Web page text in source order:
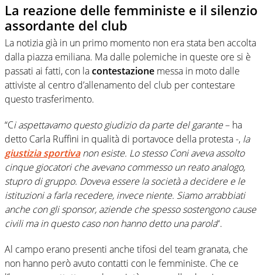
La reazione delle femministe e il silenzio
assordante del club
La notizia già in un primo momento non era stata ben accolta
dalla piazza emiliana. Ma dalle polemiche in queste ore si è
passati ai fatti, con lacontestazione messa in moto dalle
attiviste al centro d’allenamento del club per contestare
questo trasferimento.
“Ci aspettavamo questo giudizio da parte del garante– ha
detto Carla Ruffini in qualità di portavoce della protesta -, la
giustizia sportivanon esiste. Lo stesso Coni aveva assolto
cinque giocatori che avevano commesso un reato analogo,
stupro di gruppo. Doveva essere la società a decidere e le
istituzioni a farla recedere, invece niente. Siamo arrabbiati
anche con gli sponsor, aziende che spesso sostengono cause
civili ma in questo caso non hanno detto una parola“.
Al campo erano presenti anche tifosi del team granata, che
non hanno però avuto contatti con le femministe. Che ce